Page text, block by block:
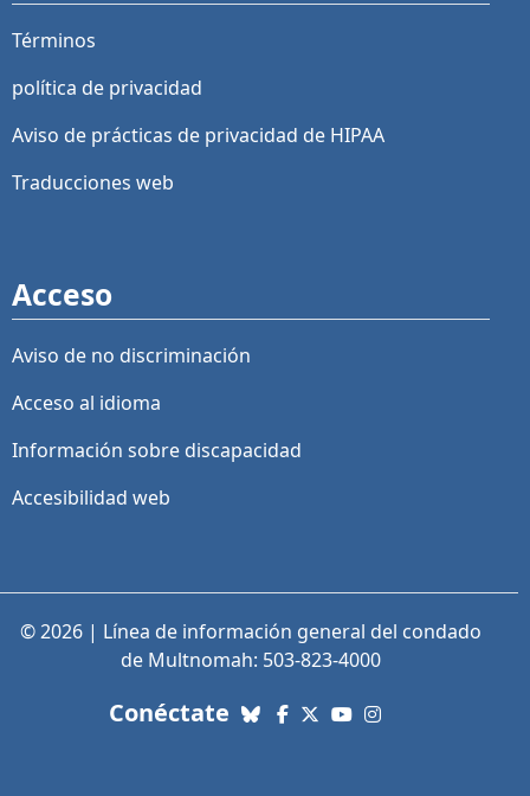
Términos
política de privacidad
Aviso de prácticas de privacidad de HIPAA
Traducciones web
Acceso
Aviso de no discriminación
Acceso al idioma
Información sobre discapacidad
Accesibilidad web
© 2026 | Línea de información general del condado
de Multnomah: 503-823-4000
Conéctate con nosotros. Enlaces a
Bluesky
Facebook
X (Twitter)
YouTube
Instagram